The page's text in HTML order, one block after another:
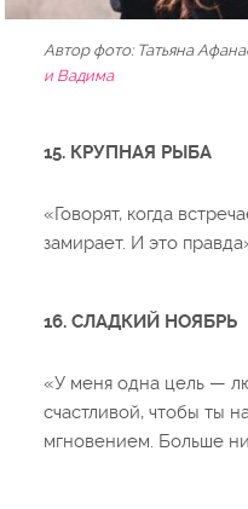
Автор фото: Татьяна
и Вадима
15. КРУПНАЯ РЫБА
«Говорят, когда
замирает. И это
16. СЛАДКИЙ НОЯБРЬ
«У меня одна цель —
счастливой, чтобы ты
мгновением. Больше